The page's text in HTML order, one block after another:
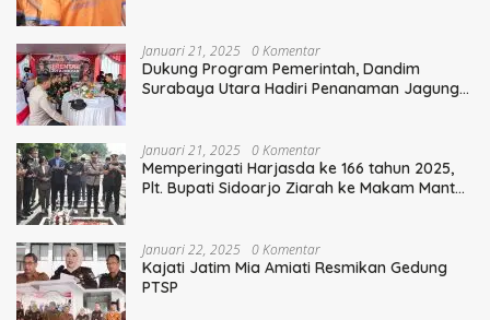
Januari 21, 2025 0 Komentar
Dukung Program Pemerintah, Dandim
Surabaya Utara Hadiri Penanaman Jagung
Januari 21, 2025 0 Komentar
Memperingati Harjasda ke 166 tahun 2025,
Plt. Bupati Sidoarjo Ziarah ke Makam Mantan
Januari 22, 2025 0 Komentar
Kajati Jatim Mia Amiati Resmikan Gedung
PTSP